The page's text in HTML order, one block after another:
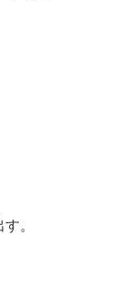
。